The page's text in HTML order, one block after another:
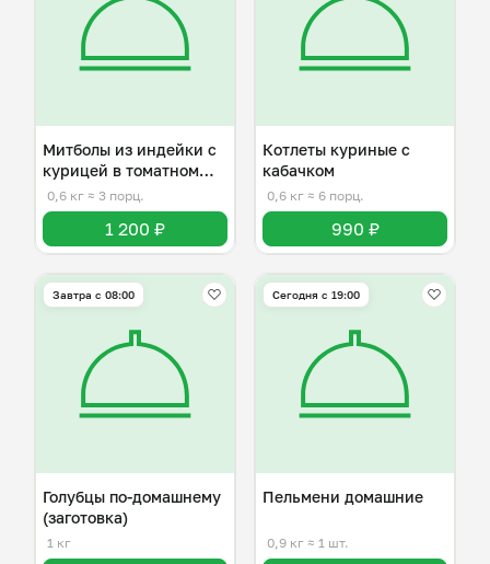
Митболы из индейки с
курицей в томатном
соусе
0,6 кг ≈ 3 порц.
1 200 ₽
Котлеты куриные с
кабачком
0,6 кг ≈ 6 порц.
990 ₽
Завтра c 08:00
Голубцы по-домашнему
(заготовка)
1 кг
Сегодня с 19:00
Пельмени домашние
0,9 кг ≈ 1 шт.